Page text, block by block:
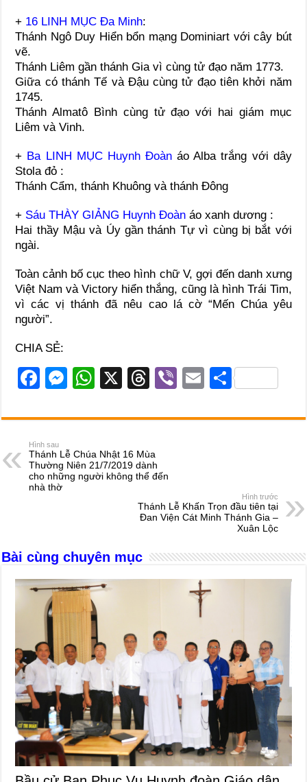
+ 16 LINH MỤC Đa Minh:
Thánh Ngô Duy Hiển bổn mạng Dominiart với cây bút
vẽ.
Thánh Liêm gần thánh Gia vì cùng tử đạo năm 1773.
Giữa có thánh Tế và Đậu cùng tử đạo tiên khởi năm
1745.
Thánh Almatô Bình cùng tử đạo với hai giám mục
Liêm và Vinh.
+ Ba LINH MỤC Huynh Đoàn áo Alba trắng với dây
Stola đỏ :
Thánh Cẩm, thánh Khuông và thánh Đông
+ Sáu THÀY GIẢNG Huynh Đoàn áo xanh dương :
Hai thầy Mậu và Úy gần thánh Tự vì cùng bị bắt với
ngài.
Toàn cảnh bố cục theo hình chữ V, gợi đến danh xưng
Việt Nam và Victory hiển thắng, cũng là hình Trái Tim,
vì các vị thánh đã nêu cao lá cờ “Mến Chúa yêu
người”.
CHIA SẺ:
F
c
e
b
o
M
ss
e
n
g
W
at
A
p
X
T
e
d
s
Vi
er
E
ail
S
ar
Hình sau
Thánh Lễ Chúa Nhật 16 Mùa
Thường Niên 21/7/2019 dành
cho những người không thể đến
nhà thờ
Hình trước
Thánh Lễ Khấn Trọn đầu tiên tại
Đan Viện Cát Minh Thánh Gia –
Xuân Lộc
Bài cùng chuyên mục